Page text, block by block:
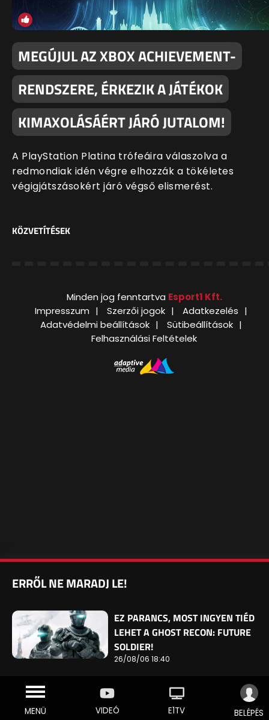
MEGÚJUL AZ XBOX ACHIEVEMENT-
RENDSZERE, ÉRKEZIK A JÁTÉKOK
KIMAXOLÁSÁÉRT JÁRÓ JUTALOM!
A PlayStation Platina trófeáira válaszolva a
redmondiak idén végre elhozzák a tökéletes
végigjátszásokért járó végső elismerést.
KÖZVETÍTÉSEK
Minden jog fenntartva Esport1 Kft.
Impresszum
Szerzői jogok
Adatkezelés
Adatvédelmi beállítások
Sütibeállítások
Felhasználási Feltételek
MENÜ VIDEÓ E1TV BELÉPÉS
ERRŐL NE MARADJ LE!
EZ PARANCS, MOST INGYEN TIÉD
LEHET A GHOST RECON: FUTURE
SOLDIER!
26/08/06 18:40